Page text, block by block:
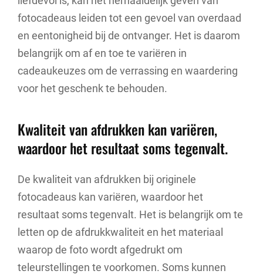
fotocadeaus leiden tot een gevoel van overdaad
en eentonigheid bij de ontvanger. Het is daarom
belangrijk om af en toe te variëren in
cadeaukeuzes om de verrassing en waardering
voor het geschenk te behouden.
Kwaliteit van afdrukken kan variëren,
waardoor het resultaat soms tegenvalt.
De kwaliteit van afdrukken bij originele
fotocadeaus kan variëren, waardoor het
resultaat soms tegenvalt. Het is belangrijk om te
letten op de afdrukkwaliteit en het materiaal
waarop de foto wordt afgedrukt om
teleurstellingen te voorkomen. Soms kunnen